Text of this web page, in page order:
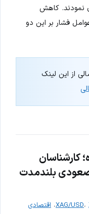
نمودند. کاهش
فشار بر این دو
از این لینک
کارشناسان
صعودی بلندمدت
XAG/USD، ، اقتصادی